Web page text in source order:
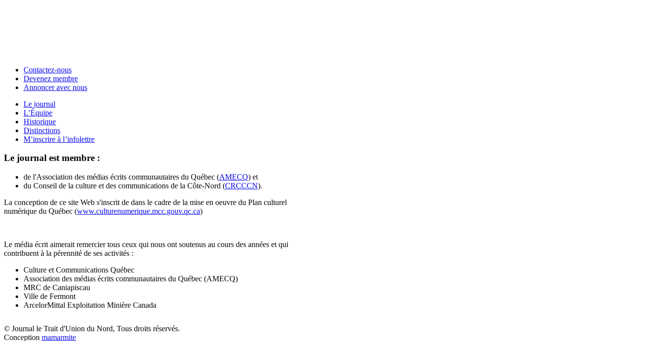
Contactez-nous
Devenez membre
Annoncer avec nous
Le journal
L’Équipe
Historique
Distinctions
M’inscrire à l’infolettre
Le journal est membre :
de l'Association des médias écrits communautaires du Québec (AMECQ) et
du Conseil de la culture et des communications de la Côte-Nord (CRCCCN).
La conception de ce site Web s'inscrit de dans le cadre de la mise en oeuvre du Plan culturel
numérique du Québec (www.culturenumerique.mcc.gouv.qc.ca)
Le média écrit aimerait remercier tous ceux qui nous ont soutenus au cours des années et qui
contribuent à la pérennité de ses activités :
Culture et Communications Québec
Association des médias écrits communautaires du Québec (AMECQ)
MRC de Caniapiscau
Ville de Fermont
ArcelorMittal Exploitation Minière Canada
© Journal le Trait d'Union du Nord, Tous droits réservés.
Conception mamarmite